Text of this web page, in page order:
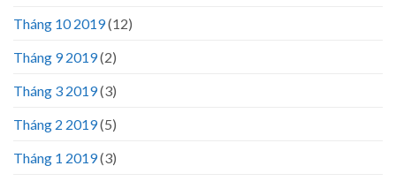
Tháng 10 2019(12)
Tháng 9 2019(2)
Tháng 3 2019(3)
Tháng 2 2019(5)
Tháng 1 2019(3)